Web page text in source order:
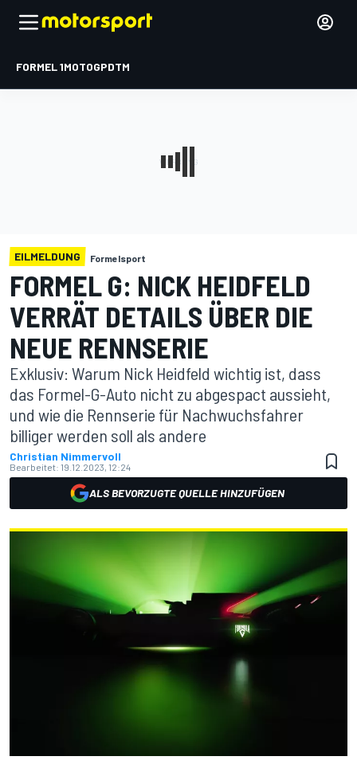
FORMEL 1MOTOGPDTM
EILMELDUNG Formelsport
FORMEL G: NICK HEIDFELD
VERRÄT DETAILS ÜBER DIE
NEUE RENNSERIE
Exklusiv: Warum Nick Heidfeld wichtig ist, dass
das Formel-G-Auto nicht zu abgespact aussieht,
und wie die Rennserie für Nachwuchsfahrer
billiger werden soll als andere
Christian Nimmervoll
Bearbeitet: 19.12.2023, 12:24
ALS BEVORZUGTE QUELLE HINZUFÜGEN